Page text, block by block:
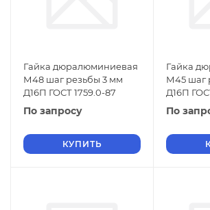
Гайка дюралюминиевая
М48 шаг резьбы 3 мм
Д16П ГОСТ 1759.0-87
По запросу
КУПИТЬ
Гайка
М45 шаг
Д16П
По